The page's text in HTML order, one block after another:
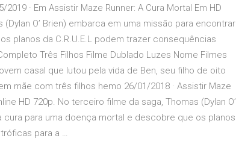
· Em Assistir Maze Runner: A Cura Mortal Em HD
O’ Brien) embarca em uma missão para encontrar
planos da C.R.U.E.L podem trazer consequências
Três Filhos Filme Dublado Luzes Nome Filmes
casal que lutou pela vida de Ben, seu filho de oito
mãe com três filhos hemo 26/01/2018 · Assistir Maze
HD 720p. No terceiro filme da saga, Thomas (Dylan O’
para uma doença mortal e descobre que os planos
para a …